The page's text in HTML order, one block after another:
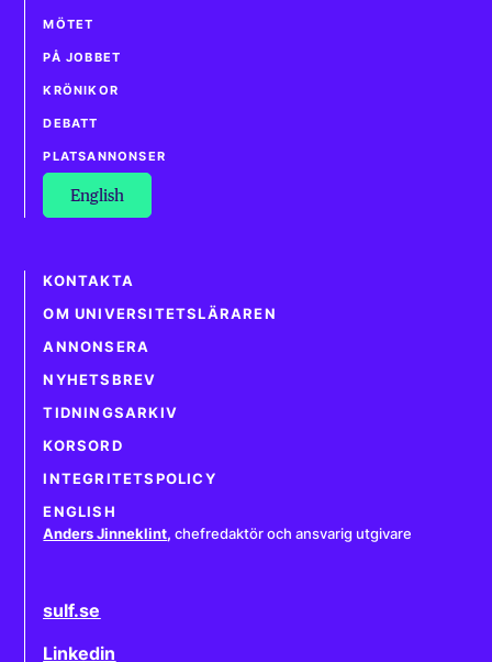
MÖTET
PÅ JOBBET
KRÖNIKOR
DEBATT
PLATSANNONSER
English
KONTAKTA
OM UNIVERSITETSLÄRAREN
ANNONSERA
NYHETSBREV
TIDNINGSARKIV
KORSORD
INTEGRITETSPOLICY
ENGLISH
Anders Jinneklint, chefredaktör och ansvarig utgivare
sulf.se
Linkedin